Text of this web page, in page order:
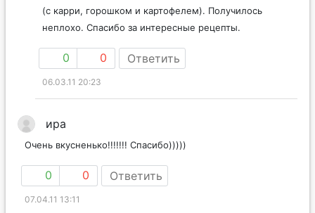
(с карри, горошком и картофелем). Получилось
неплохо. Спасибо за интересные рецепты.
0 0 Ответить
06.03.11 20:23
ира
Очень вкусненько!!!!!!! Спасибо)))))
0 0 Ответить
07.04.11 13:11